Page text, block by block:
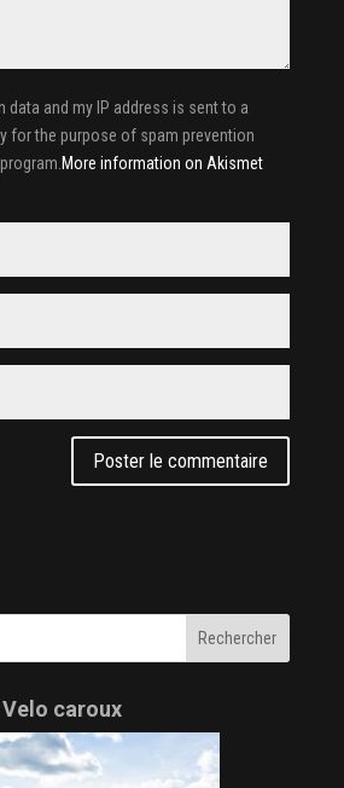
data and my IP address is sent to a
for the purpose of spam prevention
More information on Akismet
caroux